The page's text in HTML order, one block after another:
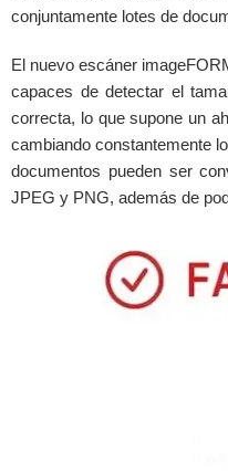
conjuntamente lotes de
El nuevo escáner
capaces de detectar el
correcta, lo que supone un
cambiando constantemente
documentos pueden ser
JPEG y PNG, además de